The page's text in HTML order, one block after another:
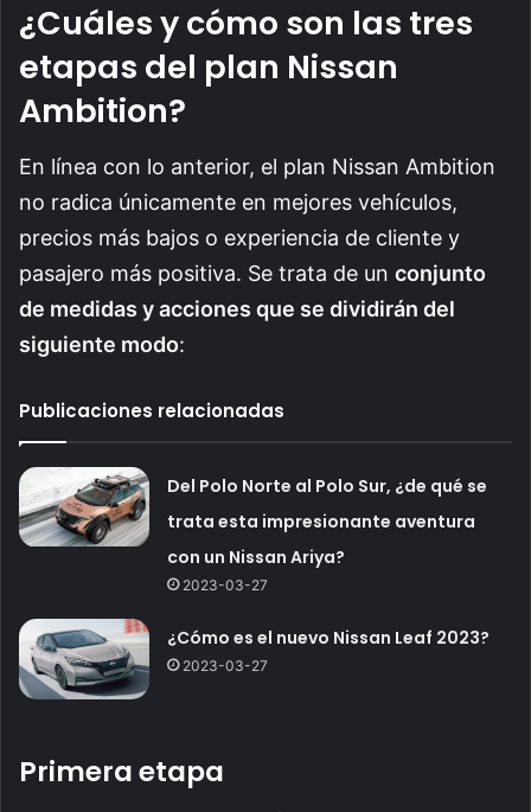
¿Cuáles y cómo son las tres
etapas del plan Nissan
Ambition?
En línea con lo anterior, el plan Nissan Ambition
no radica únicamente en mejores vehículos,
precios más bajos o experiencia de cliente y
pasajero más positiva. Se trata de un conjunto
de medidas y acciones que se dividirán del
siguiente modo:
Publicaciones relacionadas
Del Polo Norte al Polo Sur, ¿de qué se
trata esta impresionante aventura
con un Nissan Ariya?
2023-03-27
¿Cómo es el nuevo Nissan Leaf 2023?
2023-03-27
Primera etapa